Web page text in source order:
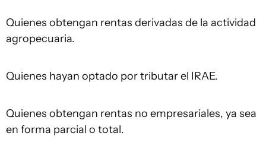
Quienes obtengan rentas derivadas de la actividad
agropecuaria.
Quienes hayan optado por tributar el IRAE.
Quienes obtengan rentas no empresariales, ya sea
en forma parcial o total.